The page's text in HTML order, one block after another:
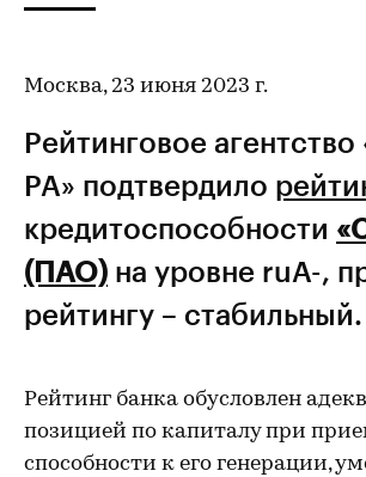
Москва, 23 июня 2023 г.
Рейтинговое
РА» подтвердило
кредитоспособности
(ПАО) на уровне ruA-,
рейтингу – стабильный.
Рейтинг банка обусловлен
позицией по капиталу при
способности к его генерации,